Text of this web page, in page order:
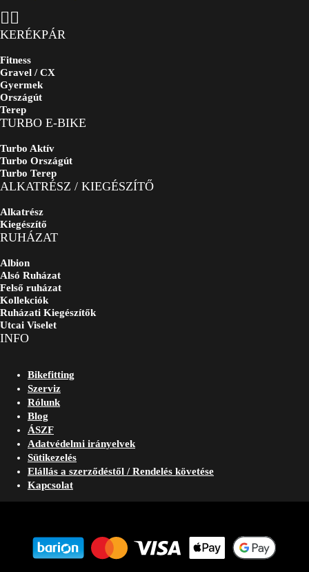
KERÉKPÁR
Fitness
Gravel / CX
Gyermek
Országút
Terep
TURBO E-BIKE
Turbo Aktív
Turbo Országút
Turbo Terep
ALKATRÉSZ / KIEGÉSZÍTŐ
Alkatrész
Kiegészítő
RUHÁZAT
Albion
Alsó Ruházat
Felső ruházat
Kollekciók
Ruházati Kiegészítők
Utcai Viselet
INFO
Bikefitting
Szerviz
Rólunk
Blog
ÁSZF
Adatvédelmi irányelvek
Sütikezelés
Elállás a szerződéstől / Rendelés követése
Kapcsolat